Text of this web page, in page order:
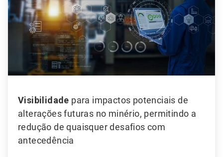
Visibilidade para impactos potenciais de
alterações futuras no minério, permitindo a
redução de quaisquer desafios com
antecedência